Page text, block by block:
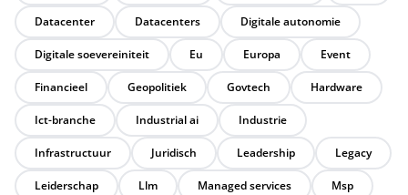
Datacenter Datacenters Digitale autonomie
Digitale soevereiniteit Eu Europa Event
Financieel Geopolitiek Govtech Hardware
Ict-branche Industrial ai Industrie
Infrastructuur Juridisch Leadership Legacy
Leiderschap Llm Managed services Msp